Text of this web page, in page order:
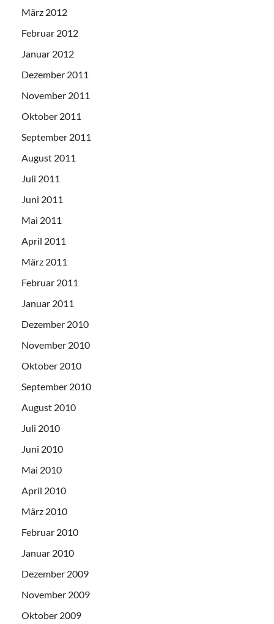
März 2012
Februar 2012
Januar 2012
Dezember 2011
November 2011
Oktober 2011
September 2011
August 2011
Juli 2011
Juni 2011
Mai 2011
April 2011
März 2011
Februar 2011
Januar 2011
Dezember 2010
November 2010
Oktober 2010
September 2010
August 2010
Juli 2010
Juni 2010
Mai 2010
April 2010
März 2010
Februar 2010
Januar 2010
Dezember 2009
November 2009
Oktober 2009